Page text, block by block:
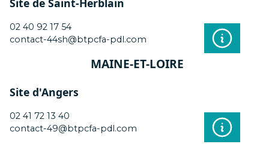
02 40 92 17 54
contact-44sh@btpcfa-pdl.com
MAINE-ET-LOIRE
Site d'Angers
02 41 72 13 40
contact-49@btpcfa-pdl.com